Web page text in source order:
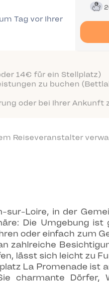
Tag vor Ihrer
14€ für ein Stellplatz)
zu buchen
oder bei Ihrer Ankunft
Reiseveranstalter
Loire, in der
Die Umgebung ist
oder einfach zum
zahlreiche
lässt sich leicht zu
La Promenade ist
charmante Dörfer,